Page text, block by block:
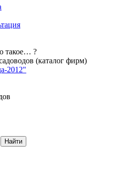
такое… ?
(каталог фирм)
2012"
Найти